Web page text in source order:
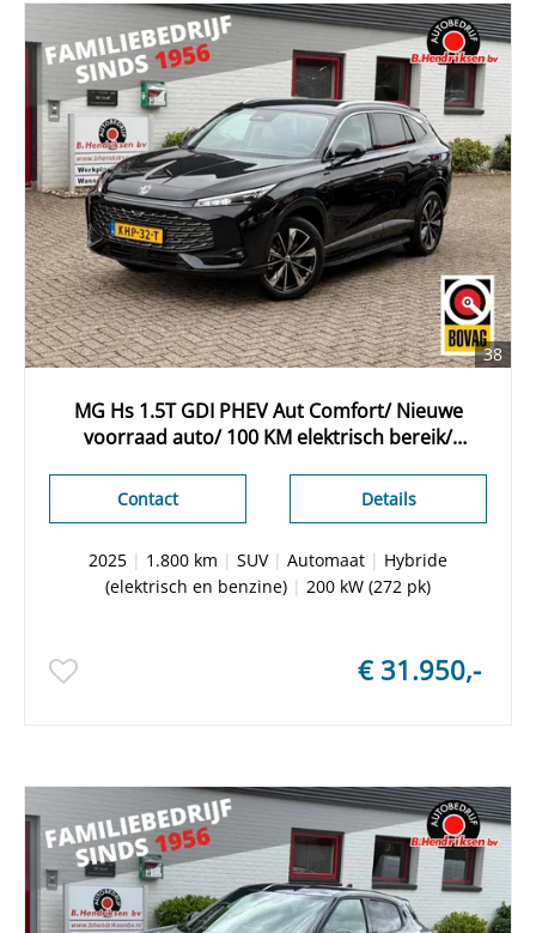
38
MG Hs 1.5T GDI PHEV Aut Comfort/ Nieuwe
voorraad auto/ 100 KM elektrisch bereik/
Details
Contact
2025 | 1.800 km | SUV| Automaat | Hybride
(elektrisch en benzine) | 200 kW (272 pk)
€ 31.950,-